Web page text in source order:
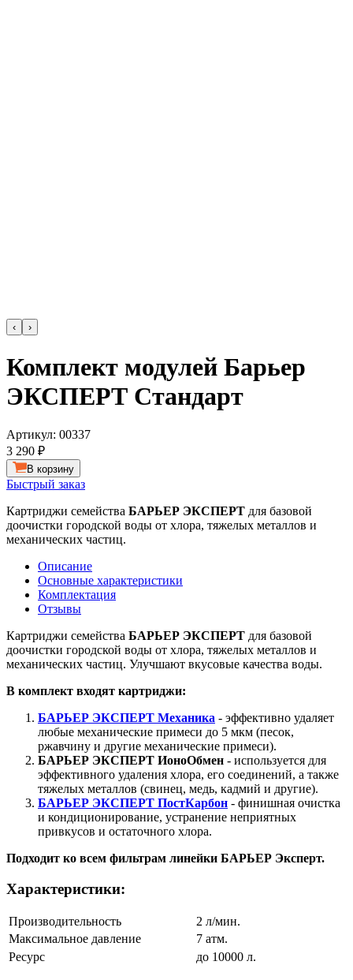
‹ ›
Комплект модулей Барьер
ЭКСПЕРТ Стандарт
Артикул: 00337
3 290 ₽
В корзину
Быстрый заказ
Картриджи семейства БАРЬЕР ЭКСПЕРТ для базовой
доочистки городской воды от хлора, тяжелых металлов и
механических частиц.
Описание
Основные характеристики
Комплектация
Отзывы
Картриджи семейства БАРЬЕР ЭКСПЕРТ для базовой
доочистки городской воды от хлора, тяжелых металлов и
механических частиц. Улучшают вкусовые качества воды.
В комплект входят картриджи:
БАРЬЕР ЭКСПЕРТ Механика - эффективно удаляет
любые механические примеси до 5 мкм (песок,
ржавчину и другие механические примеси).
БАРЬЕР ЭКСПЕРТ ИоноОбмен - используется для
эффективного удаления хлора, его соединений, а также
тяжелых металлов (свинец, медь, кадмий и другие).
БАРЬЕР ЭКСПЕРТ ПостКарбон - финишная очистка
и кондиционирование, устранение неприятных
привкусов и остаточного хлора.
Подходит ко всем фильтрам линейки БАРЬЕР Эксперт.
Характеристики:
Производительность
2 л/мин.
Максимальное давление
7 атм.
Ресурс
до 10000 л.